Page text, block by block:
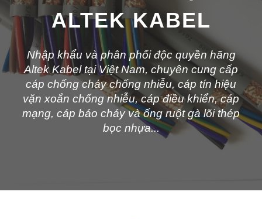
ALTEK KABEL
Nhập khẩu và phân phối độc quyền hãng
Altek Kabel tại Việt Nam, chuyên cung cấp
cáp chống cháy chống nhiễu, cáp tín hiệu
vặn xoắn chống nhiễu, cáp điều khiển, cáp
mạng, cáp báo cháy và ống ruột gà lõi thép
bọc nhựa...